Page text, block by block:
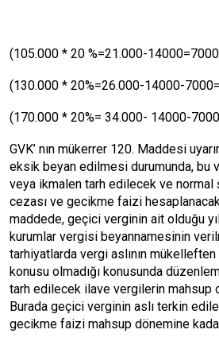
(105.000 * 20 %=21.000-
(130.000 * 20%=26.000-14000-
(170.000 * 20%= 34.000- 14000-
GVK’ nın mükerrer 120. Maddesi
eksik beyan edilmesi durumunda, bu
veya ikmalen tarh edilecek ve normal
cezası ve gecikme faizi
maddede, geçici verginin ait olduğu
kurumlar vergisi beyannamesinin
tarhiyatlarda vergi aslının
konusu olmadığı konusunda
tarh edilecek ilave vergilerin mahsup
Burada geçici verginin aslı terkin
gecikme faizi mahsup dönemine